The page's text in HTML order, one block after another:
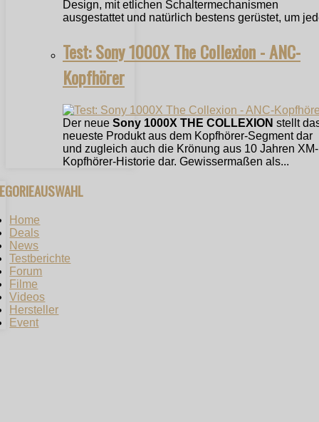
Design, mit etlichen Schaltermechanismen
ausgestattet und natürlich bestens gerüstet, um
Test: Sony 1000X The Collexion - ANC-
Kopfhörer
Der neue Sony 1000X THE COLLEXION stellt
neueste Produkt aus dem Kopfhörer-Segment dar
und zugleich auch die Krönung aus 10 Jahren XM-
Kopfhörer-Historie dar. Gewissermaßen als...
Home
Deals
News
Testberichte
Forum
Filme
Videos
Hersteller
Event